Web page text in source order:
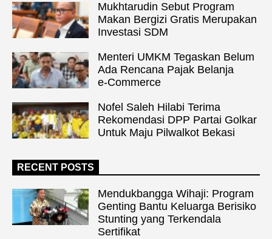
Mukhtarudin Sebut Program
Makan Bergizi Gratis Merupakan
Investasi SDM
Menteri UMKM Tegaskan Belum
Ada Rencana Pajak Belanja
e‑Commerce
Nofel Saleh Hilabi Terima
Rekomendasi DPP Partai Golkar
Untuk Maju Pilwalkot Bekasi
RECENT POSTS
Mendukbangga Wihaji: Program
Genting Bantu Keluarga Berisiko
Stunting yang Terkendala
Sertifikat